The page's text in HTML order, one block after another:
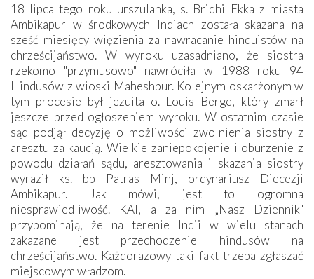
18 lipca tego roku urszulanka, s. Bridhi Ekka z miasta
Ambikapur w środkowych Indiach została skazana na
sześć miesięcy więzienia za nawracanie hinduistów na
chrześcijaństwo. W wyroku uzasadniano, że siostra
rzekomo "przymusowo" nawróciła w 1988 roku 94
Hindusów z wioski Maheshpur. Kolejnym oskarżonym w
tym procesie był jezuita o. Louis Berge, który zmarł
jeszcze przed ogłoszeniem wyroku. W ostatnim czasie
sąd podjął decyzję o możliwości zwolnienia siostry z
aresztu za kaucją. Wielkie zaniepokojenie i oburzenie z
powodu działań sądu, aresztowania i skazania siostry
wyraził ks. bp Patras Minj, ordynariusz Diecezji
Ambikapur. Jak mówi, jest to ogromna
niesprawiedliwość. KAI, a za nim „Nasz Dziennik"
przypominają, że na terenie Indii w wielu stanach
zakazane jest przechodzenie hindusów na
chrześcijaństwo. Każdorazowy taki fakt trzeba zgłaszać
miejscowym władzom.